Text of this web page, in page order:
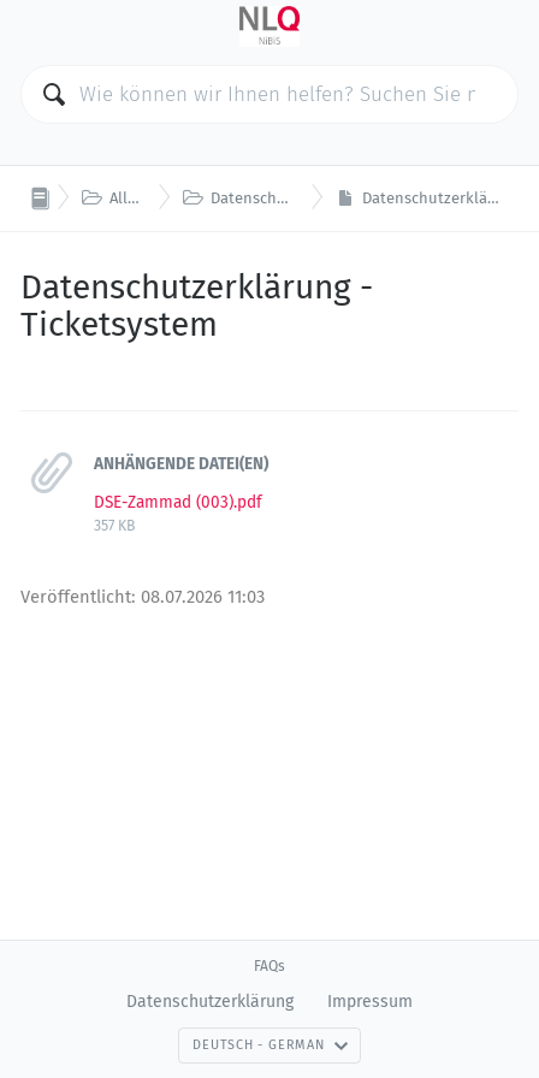
 Allgemeines  Datenschutzerklärungen Datenschutzerklärung - Ticketsystem
Datenschutzerklärung -
Ticketsystem
ANHÄNGENDE DATEI(EN)
DSE-Zammad (003).pdf
357 KB
Veröffentlicht: 08.07.2026 11:03
FAQs
Datenschutzerklärung Impressum
DEUTSCH - GERMAN